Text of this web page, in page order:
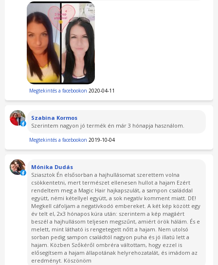
Megtekintés a facebookon 2020-04-11
Szabina Kormos
Szerintem nagyon jó termék én már 3 hónapja használom.
Megtekintés a facebookon 2019-10-04
Mónika Dudás
Sziasztok Én elsősorban a hajhullásomat szerettem volna
csökkentetni, mert természet ellenesen hullot a hajam Ezért
rendeltem meg a Magic Hair hajkapszulát, a sampon családdal
együtt, némi kétellyel együtt, a sok negatív komment miatt. DE!
Megkell cáfoljam a negatívkodó embereket. A két kép között egy
év telt el, 2x3 hónapos kúra után: szerintem a kép magáért
beszél a hajhullásom teljesen megszűnt, amiért örök hálám. És e
melett, mint látható is rengetegett nőtt a hajam. Nem utolsó
sorban pedig sampon családtól nagyon puha és jó illatú lett a
hajam. Közben Szőkéről ombréra váltottam, hogy ezzel is
elősegítsem a hajam állapotának helyrehozatalát, és imádom az
eredményt. Köszönöm